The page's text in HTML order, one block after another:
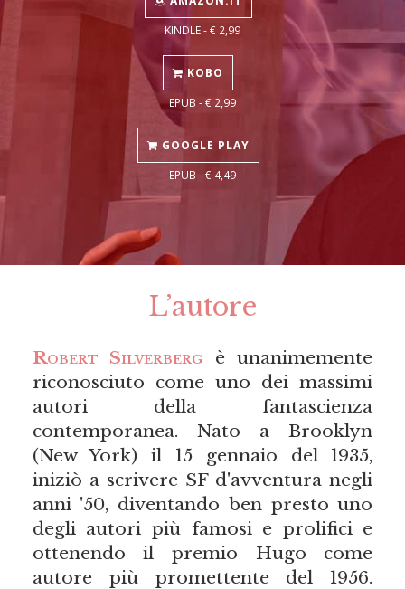
KINDLE - € 2,99
KOBO
EPUB - € 2,99
GOOGLE PLAY
EPUB - € 4,49
L’autore
Robert Silverberg è unanimemente
riconosciuto come uno dei massimi
autori della fantascienza
contemporanea. Nato a Brooklyn
(New York) il 15 gennaio del 1935,
iniziò a scrivere SF d'avventura negli
anni '50, diventando ben presto uno
degli autori più famosi e prolifici e
ottenendo il premio Hugo come
autore più promettente del 1956.